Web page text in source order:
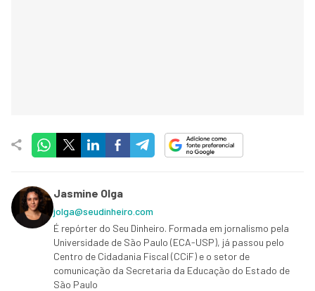
Jasmine Olga
jolga@seudinheiro.com
É repórter do Seu Dinheiro. Formada em jornalismo pela
Universidade de São Paulo (ECA-USP), já passou pelo
Centro de Cidadania Fiscal (CCiF) e o setor de
comunicação da Secretaria da Educação do Estado de
São Paulo